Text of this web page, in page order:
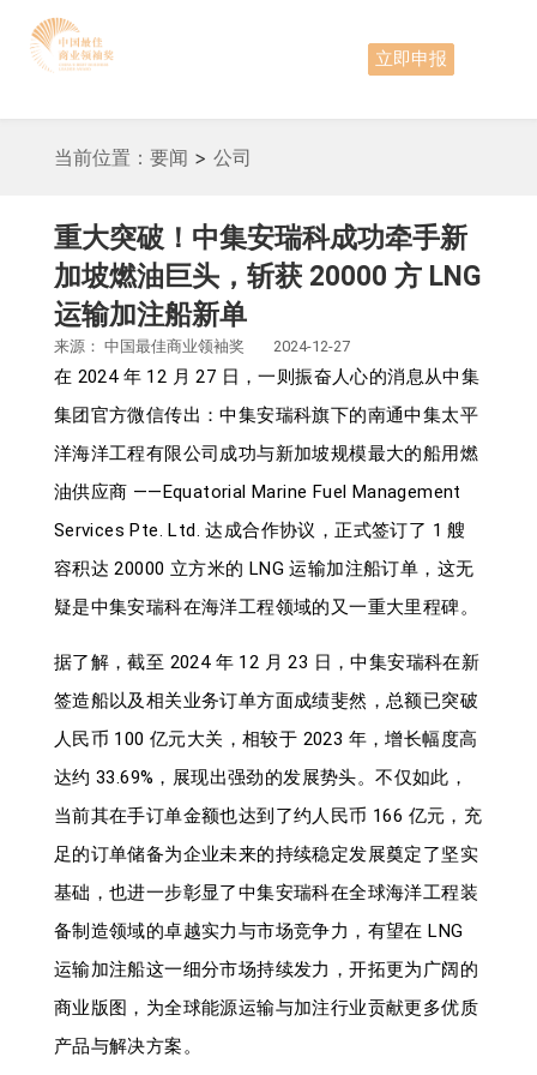
立即申报
当前位置： 要闻 > 公司
重大突破！中集安瑞科成功牵手新
加坡燃油巨头，斩获 20000 方 LNG
运输加注船新单
来源： 中国最佳商业领袖奖 2024-12-27
在 2024 年 12 月 27 日，一则振奋人心的消息从中集
集团官方微信传出：中集安瑞科旗下的南通中集太平
洋海洋工程有限公司成功与新加坡规模最大的船用燃
油供应商 ——Equatorial Marine Fuel Management
Services Pte. Ltd. 达成合作协议，正式签订了 1 艘
容积达 20000 立方米的 LNG 运输加注船订单，这无
疑是中集安瑞科在海洋工程领域的又一重大里程碑。
据了解，截至 2024 年 12 月 23 日，中集安瑞科在新
签造船以及相关业务订单方面成绩斐然，总额已突破
人民币 100 亿元大关，相较于 2023 年，增长幅度高
达约 33.69%，展现出强劲的发展势头。不仅如此，
当前其在手订单金额也达到了约人民币 166 亿元，充
足的订单储备为企业未来的持续稳定发展奠定了坚实
基础，也进一步彰显了中集安瑞科在全球海洋工程装
备制造领域的卓越实力与市场竞争力，有望在 LNG
运输加注船这一细分市场持续发力，开拓更为广阔的
商业版图，为全球能源运输与加注行业贡献更多优质
产品与解决方案。